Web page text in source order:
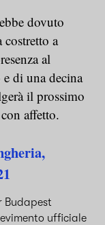
dovuto
costretto a
al
di una decina
il prossimo
affetto.
Budapest
ufficiale